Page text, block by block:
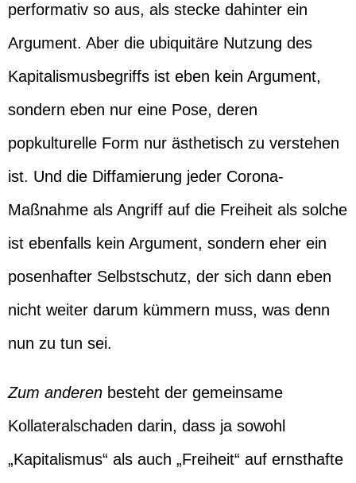
performativ so aus, als stecke dahinter ein
Argument. Aber die ubiquitäre Nutzung des
Kapitalismusbegriffs ist eben kein Argument,
sondern eben nur eine Pose, deren
popkulturelle Form nur ästhetisch zu verstehen
ist. Und die Diffamierung jeder Corona-
Maßnahme als Angriff auf die Freiheit als solche
ist ebenfalls kein Argument, sondern eher ein
posenhafter Selbstschutz, der sich dann eben
nicht weiter darum kümmern muss, was denn
nun zu tun sei.
Zum anderen besteht der gemeinsame
Kollateralschaden darin, dass ja sowohl
„Kapitalismus“ als auch „Freiheit“ auf ernsthafte